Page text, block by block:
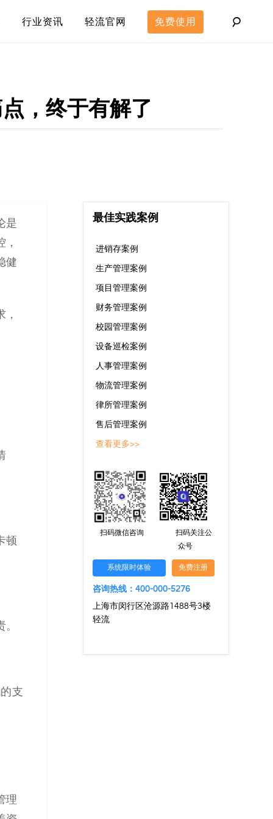
行业资讯 轻流官网 免费使用
，终于有解了
是
健
顿
支
理
最佳实践案例
进销存案例
生产管理案例
项目管理案例
财务管理案例
校园管理案例
设备巡检案例
人事管理案例
物流管理案例
律所管理案例
售后管理案例
查看更多>>
扫码微信咨询
扫码关注公
众号
系统限时体验 免费注册
咨询热线：400-000-5276
上海市闵行区沧源路1488号3楼
轻流